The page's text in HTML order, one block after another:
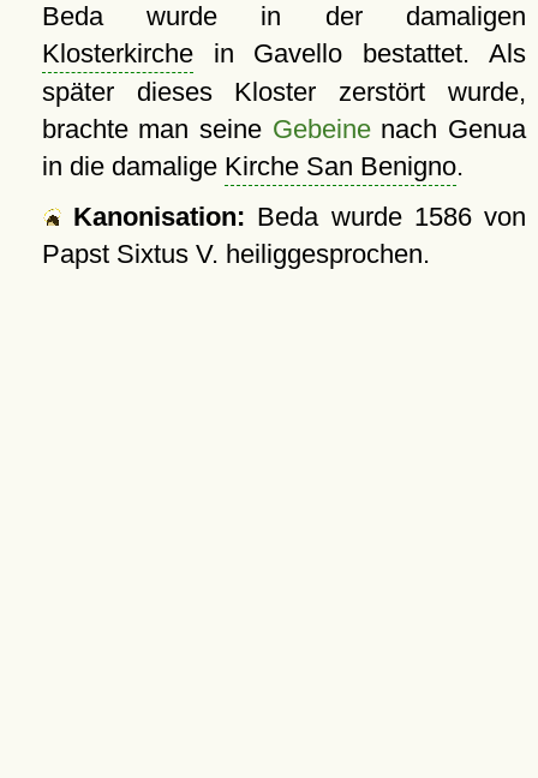
Beda wurde in der damaligen
Klosterkirchein Gavello bestattet. Als
später dieses Kloster zerstört wurde,
brachte man seine Gebeinenach Genua
in die damalige Kirche San Benigno.
Kanonisation: Beda wurde 1586von
Papst Sixtus V. heiliggesprochen.